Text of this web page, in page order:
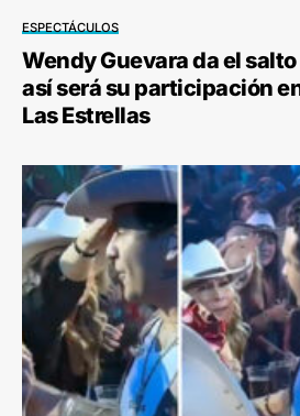
ESPECTÁCULOS
Wendy Guevara da el
así será su participación
Las Estrellas